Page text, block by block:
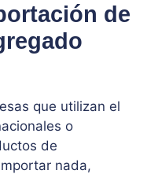
de
que utilizan el
o
de
nada,